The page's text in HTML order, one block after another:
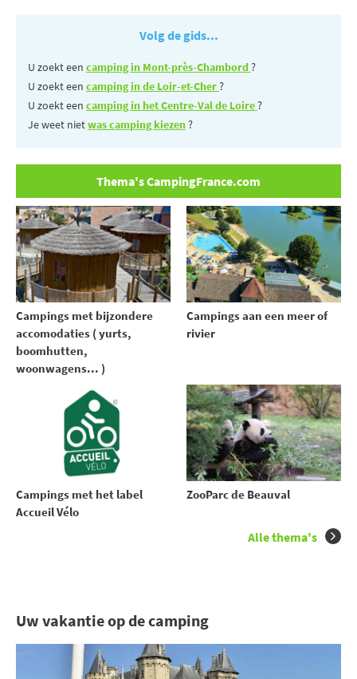
Volg de gids...
U zoekt een camping in Mont-près-Chambord?
U zoekt een camping in de Loir-et-Cher?
U zoekt een camping in het Centre-Val de Loire?
Je weet nietwas camping kiezen?
Thema's CampingFrance.com
Campings met bijzondere
accomodaties ( yurts,
boomhutten,
woonwagens... )
Campings aan een meer of
rivier
Campings met het label
Accueil Vélo
ZooParc de Beauval
Alle thema's
Uw vakantie op de camping